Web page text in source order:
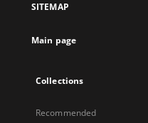
SITEMAP
Main page
Collections
Recommended